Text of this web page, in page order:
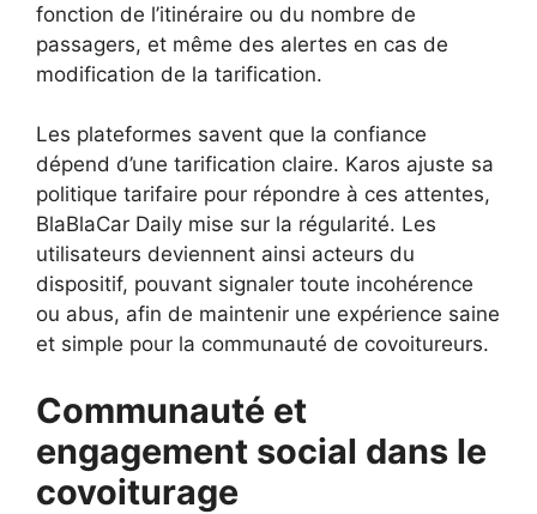
fonction de l’itinéraire ou du nombre de
passagers, et même des alertes en cas de
modification de la tarification.
Les plateformes savent que la confiance
dépend d’une tarification claire. Karos ajuste sa
politique tarifaire pour répondre à ces attentes,
BlaBlaCar Daily mise sur la régularité. Les
utilisateurs deviennent ainsi acteurs du
dispositif, pouvant signaler toute incohérence
ou abus, afin de maintenir une expérience saine
et simple pour la communauté de covoitureurs.
Communauté et
engagement social dans le
covoiturage